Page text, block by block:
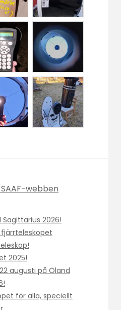
webben
2026!
2025!
augusti på Öland
för alla, speciellt